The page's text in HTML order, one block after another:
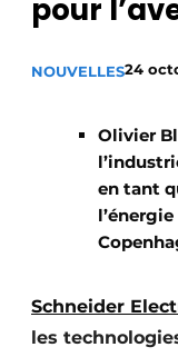
Video’s
pour
NOUVELLES24
Olivier
en tant
Schneider
les